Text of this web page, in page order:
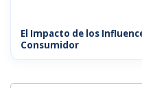
El Impacto de los
Consumidor